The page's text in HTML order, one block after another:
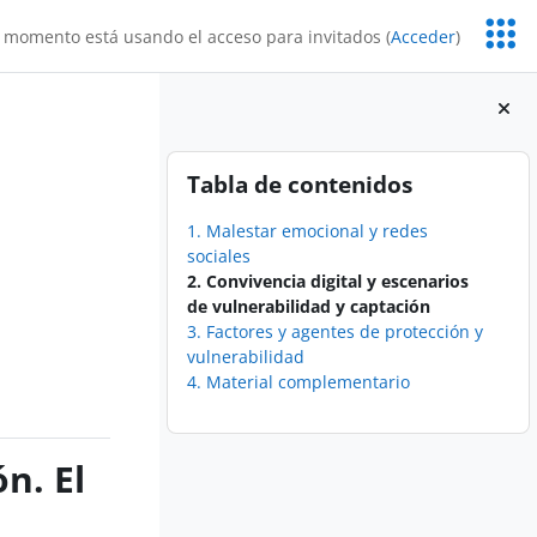
momento está usando el acceso para invitados (Acceder)
Bloques
Salta Tabla de contenidos
Tabla de contenidos
1. Malestar emocional y redes
sociales
2. Convivencia digital y escenarios
de vulnerabilidad y captación
3. Factores y agentes de protección y
vulnerabilidad
4. Material complementario
El